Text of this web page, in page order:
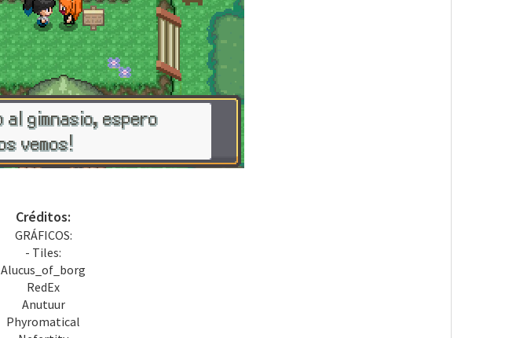
Créditos:
GRÁFICOS:
- Tiles:
Alucus_of_borg
RedEx
Anutuur
Phyromatical